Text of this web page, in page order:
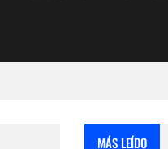
MÁS LEÍDO